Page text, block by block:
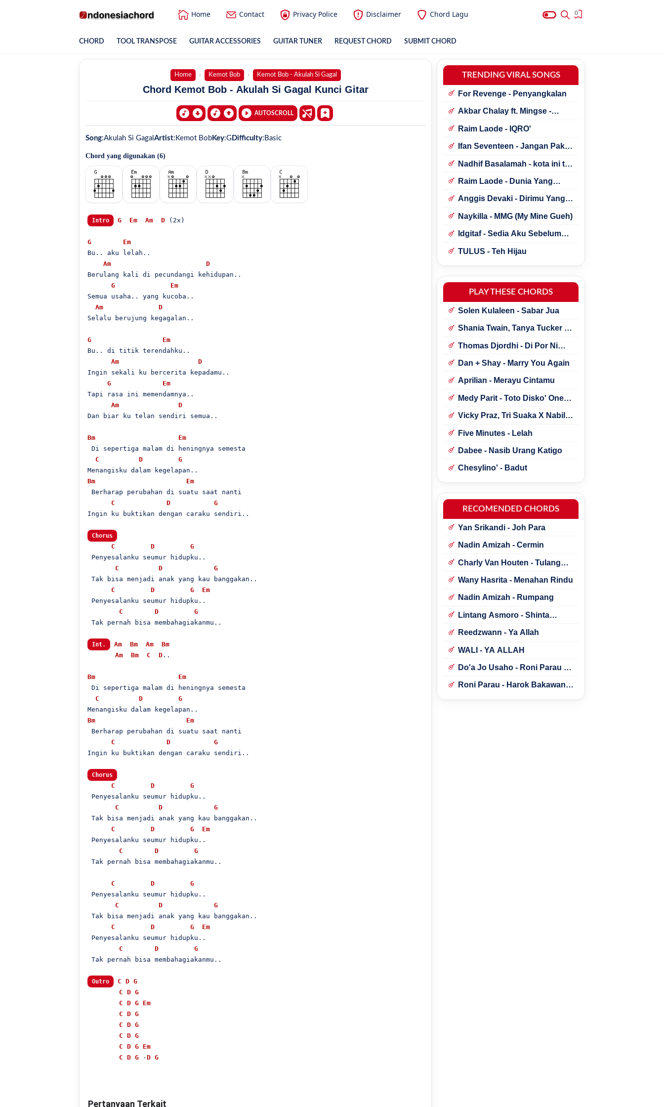
Home Contact Privacy Police Disclaimer Chord Lagu 0
CHORD TOOL TRANSPOSE GUITAR ACCESSORIES GUITAR TUNER REQUEST CHORD SUBMIT CHORD
Home Kemot Bob Kemot Bob - Akulah Si Gagal
Chord Kemot Bob - Akulah Si Gagal Kunci Gitar
AUTOSCROLL
Song:Akulah Si Gagal Artist: Kemot Bob Key:G Difficulty: Basic
Chord yang digunakan (6)
Intro G Em Am D (2x)
G
Em
Bu.. aku lelah..
Am
D
Berulang kali di pecundangi kehidupan..
G
Em
Semua usaha.. yang kucoba..
Am
D
Selalu berujung kegagalan..
G
Em
Bu.. di titik terendahku..
Am
D
Ingin sekali ku bercerita kepadamu..
G
Em
Tapi rasa ini memendamnya..
Am
D
Dan biar ku telan sendiri semua..
Bm
Em
Di sepertiga malam di heningnya semesta
C
D
G
Bm
Em
Berharap perubahan di suatu saat nanti
C
D
G
Ingin ku buktikan dengan caraku sendiri..
Chorus
C D
G
Penyesalanku seumur hidupku..
C
D
G
Tak bisa menjadi anak yang kau banggakan..
C
D G
Em
Penyesalanku seumur hidupku..
C
D
G
Tak pernah bisa membahagiakanmu..
Int. Am Bm Am
Bm
Am
Bm C D ..
Bm
Em
Di sepertiga malam di heningnya semesta
C
D
G
Bm
Em
Berharap perubahan di suatu saat nanti
C
D
G
Ingin ku buktikan dengan caraku sendiri..
Chorus
C D
G
Penyesalanku seumur hidupku..
C
D
G
Tak bisa menjadi anak yang kau banggakan..
C
D G
Em
Penyesalanku seumur hidupku..
C
D
G
Tak pernah bisa membahagiakanmu..
C D
G
Penyesalanku seumur hidupku..
C
D
G
Tak bisa menjadi anak yang kau banggakan..
C
D G
Em
Penyesalanku seumur hidupku..
C
D
G
Tak pernah bisa membahagiakanmu..
Outro C D G
C D G
C D G Em
C D G
C D G
C D G
C D G Em
C D G -D G
Pertanyaan Terkait
TRENDING VIRAL SONGS
For Revenge - Penyangkalan
Akbar Chalay ft. Mingse -
Raim Laode - IQRO'
Ifan Seventeen - Jangan Paksa
Nadhif Basalamah - kota ini tak
Raim Laode - Dunia Yang
Anggis Devaki - Dirimu Yang
Naykilla - MMG (My Mine Gueh)
Idgitaf - Sedia Aku Sebelum
TULUS - Teh Hijau
PLAY THESE CHORDS
Solen Kulaleen - Sabar Jua
Shania Twain, Tanya Tucker -
Thomas Djordhi - Di Por Ni
Dan + Shay - Marry You Again
Aprilian - Merayu Cintamu
Medy Parit - Toto Disko' One
Vicky Praz, Tri Suaka X Nabila
Five Minutes - Lelah
Dabee - Nasib Urang Katigo
Chesylino' - Badut
RECOMENDED CHORDS
Yan Srikandi - Joh Para
Nadin Amizah - Cermin
Charly Van Houten - Tulang
Wany Hasrita - Menahan Rindu
Nadin Amizah - Rumpang
Lintang Asmoro - Shinta
Reedzwann - Ya Allah
WALI - YA ALLAH
Do'a Jo Usaho - Roni Parau ft.
Roni Parau - Harok Bakawan